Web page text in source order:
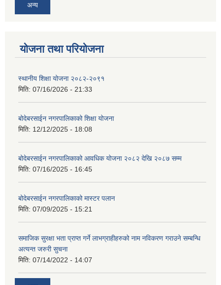
अन्य
योजना तथा परियोजना
स्थानीय शिक्षा योजना २०८२-२०९१
मिति: 07/16/2026 - 21:33
बोदेबरसाईन नगरपालिकाको शिक्षा योजना
मिति: 12/12/2025 - 18:08
बोदेबरसाईन नगरपालिकाको आवधिक योजना २०८२ देखि २०८७ सम्म
मिति: 07/16/2025 - 16:45
बोदेबरसाईन नगरपालिकाको मास्टर पलान
मिति: 07/09/2025 - 15:21
समाजिक सुरक्षा भता प्राप्त गर्ने लाभग्राहीहरुको नाम नविकरण गराउने सम्बन्धि
अत्यन्त जरुरी सुचना
मिति: 07/14/2022 - 14:07